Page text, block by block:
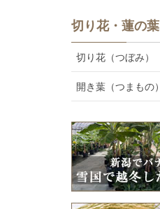
切り花・蓮の葉
切り花（つぼみ）
開き葉（つまもの）